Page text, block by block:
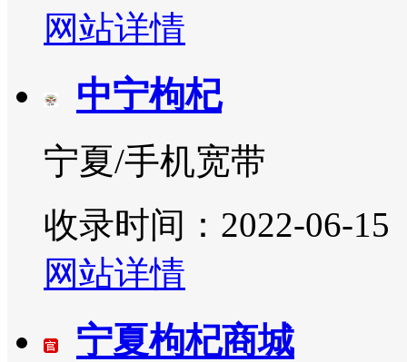
网站详情
中宁枸杞
宁夏/手机宽带
收录时间：2022-06-15
网站详情
宁夏枸杞商城